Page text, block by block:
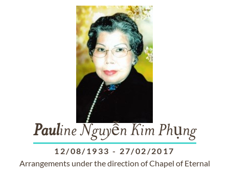
Pauline Nguyễn Kim Phụng
12/08/1933 - 27/02/2017
Arrangements under the direction of Chapel of Eternal